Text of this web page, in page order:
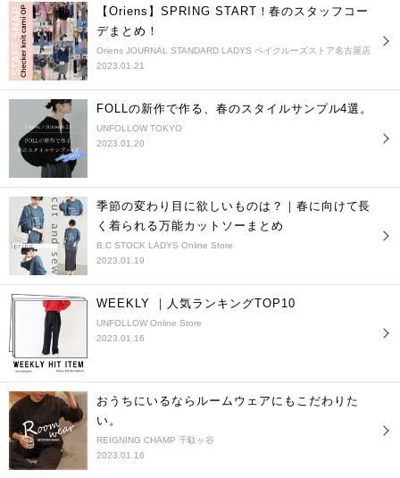
【Oriens】SPRING START！春のスタッフコー
デまとめ！
Oriens JOURNAL STANDARD LADYS ベイクルーズストア名古屋店
2023.01.21
FOLLの新作で作る、春のスタイルサンプル4選。
UNFOLLOW TOKYO
2023.01.20
季節の変わり目に欲しいものは？｜春に向けて長
く着られる万能カットソーまとめ
B.C STOCK LADYS Online Store
2023.01.19
WEEKLY ｜人気ランキングTOP10
UNFOLLOW Online Store
2023.01.16
おうちにいるならルームウェアにもこだわりた
い。
REIGNING CHAMP 千駄ヶ谷
2023.01.16